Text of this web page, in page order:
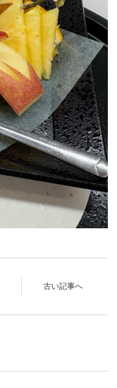
古い記事へ